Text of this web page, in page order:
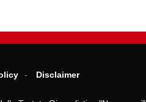
Disclaimer